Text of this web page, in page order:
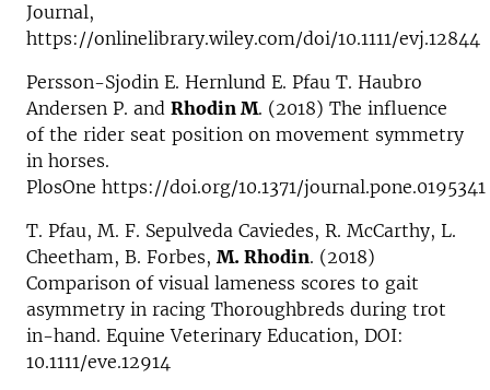
Journal,
https://onlinelibrary.wiley.com/doi/10.1111/evj.12844
Persson-Sjodin E. Hernlund E. Pfau T. Haubro
Andersen P. and Rhodin M. (2018) The influence
of the rider seat position on movement symmetry
in horses.
PlosOne https://doi.org/10.1371/journal.pone.0195341
T. Pfau, M. F. Sepulveda Caviedes, R. McCarthy, L.
Cheetham, B. Forbes, M. Rhodin. (2018)
Comparison of visual lameness scores to gait
asymmetry in racing Thoroughbreds during trot
in-hand. Equine Veterinary Education, DOI:
10.1111/eve.12914